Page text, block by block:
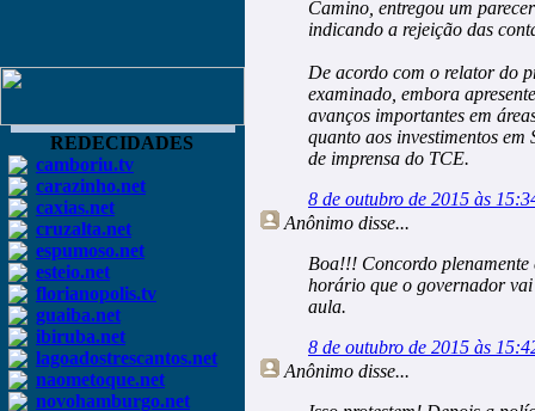
REDECIDADES
camboriu.tv
carazinho.net
caxias.net
cruzalta.net
espumoso.net
esteio.net
florianopolis.tv
guaiba.net
ibiruba.net
lagoadostrescantos.net
naometoque.net
novohamburgo.net
Camino, entregou um
indicando a rejeição das
De acordo com o relator do
examinado, embora
avanços importantes em
quanto aos investimentos
de imprensa do TCE.
8 de outubro de 2015 às
Anônimo disse...
Boa!!! Concordo
horário que o governador vai
aula.
8 de outubro de 2015 às
Anônimo disse...